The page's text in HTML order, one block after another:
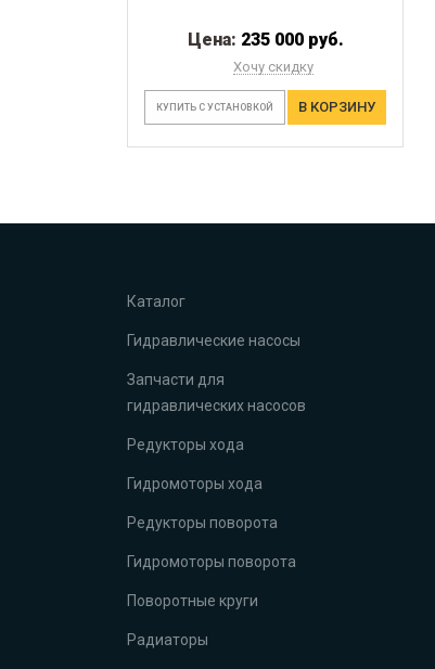
Цена: 235 000 руб.
Хочу скидку
КУПИТЬ С УСТАНОВКОЙ В КОРЗИНУ
Каталог
Гидравлические насосы
Запчасти для
гидравлических насосов
Редукторы хода
Гидромоторы хода
Редукторы поворота
Гидромоторы поворота
Поворотные круги
Радиаторы